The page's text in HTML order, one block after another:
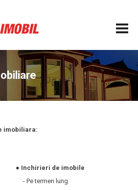
imobiliara:
● Inchirieri de imobile
- Pe termen lung